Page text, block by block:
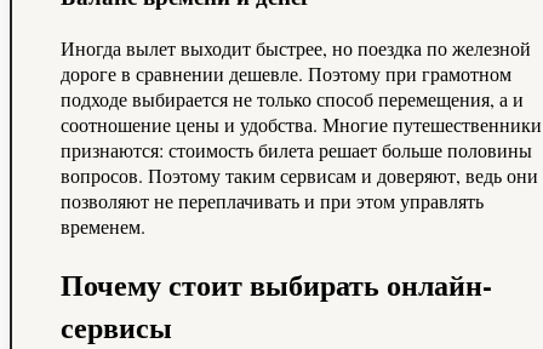
Иногда вылет выходит быстрее, но поездка по железной
дороге в сравнении дешевле. Поэтому при грамотном
подходе выбирается не только способ перемещения, а и
соотношение цены и удобства. Многие путешественники
признаются: стоимость билета решает больше половины
вопросов. Поэтому таким сервисам и доверяют, ведь они
позволяют не переплачивать и при этом управлять
временем.
Почему стоит выбирать онлайн-
сервисы